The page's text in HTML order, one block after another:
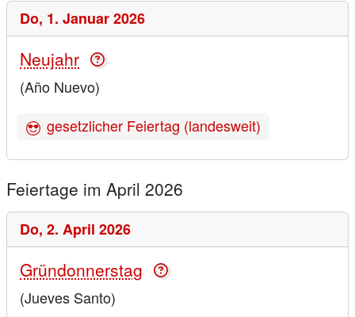
Do, 1. Januar 2026
Neujahr
(Año Nuevo)
gesetzlicher Feiertag (landesweit)
Feiertage im April 2026
Do, 2. April 2026
Gründonnerstag
(Jueves Santo)